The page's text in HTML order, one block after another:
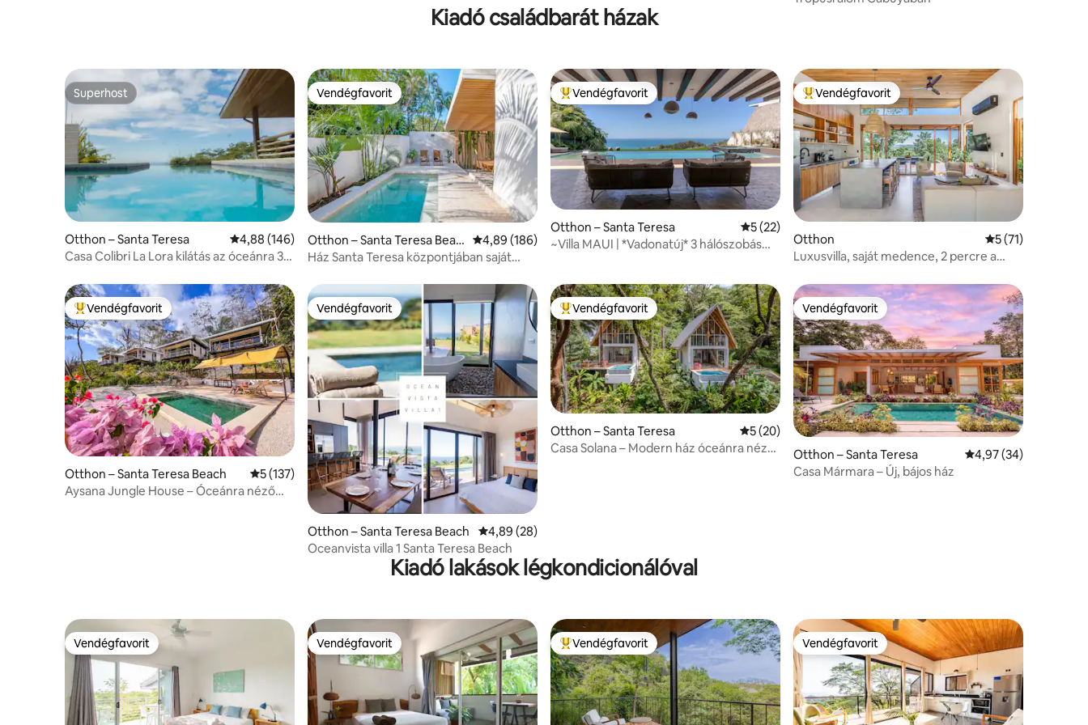
Kiadó családbarát házak
Superhost
Superhost
Otthon – Santa Teresa Átlagos értékelés: 5/4,88, 146 vélemény
4,88 (146)
Casa Colibri La Lora kilátás az óceánra 3
Vendégfavorit
Vendégfavorit
Otthon – Santa Teresa Beac
h
Átlagos értékelés: 5/4,89, 186 vélemény
4,89 (186)
Ház Santa Teresa központjában saját
Kiemelt vendégfavorit
Vendégfavorit
Otthon – Santa Teresa Átlagos értékelés: 5/5, 22 vélemény
5 (22)
~Villa MAUI | *Vadonatúj* 3 hálószobás
Kiemelt vendégfavorit
Vendégfavorit
Otthon Átlagos
5 (71)
Luxusvilla, saját medence, 2 percre a
Kiemelt vendégfavorit
Vendégfavorit
Otthon – Santa Teresa Beach Átlagos értékelés: 5/5, 137 vélemény
5 (137)
Aysana Jungle House – Óceánra néző
Vendégfavorit
Vendégfavorit
Otthon – Santa Teresa Beach Átlagos értékelés: 5/4,89, 28 vélemény
4,89 (28)
Oceanvista villa 1 Santa Teresa Beach
Kiemelt vendégfavorit
Vendégfavorit
Otthon – Santa Teresa Átlagos értékelés: 5/5, 20 vélemény
5 (20)
Casa Solana – Modern ház óceánra néző
Vendégfavorit
Vendégfavorit
Otthon – Santa Teresa Átlagos értékelés: 5/
4,97 (34)
Casa Mármara – Új, bájos ház
Kiadó lakások légkondicionálóval
Vendégfavorit
Vendégfavorit Vendégfavorit
Vendégfavorit Kiemelt vendégfavorit
Vendégfavorit Vendégfavorit
Vendégfavorit